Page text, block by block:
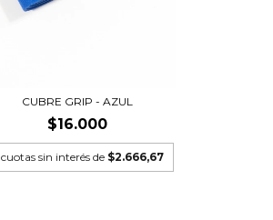
CUBRE GRIP - AZUL
$16.000
cuotas sin interés de $2.666,67